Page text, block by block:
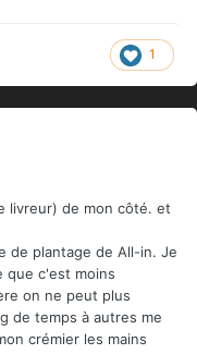
1
livreur) de mon côté. et
de plantage de All-in. Je
que c'est moins
on ne peut plus
de temps à autres me
crémier les mains